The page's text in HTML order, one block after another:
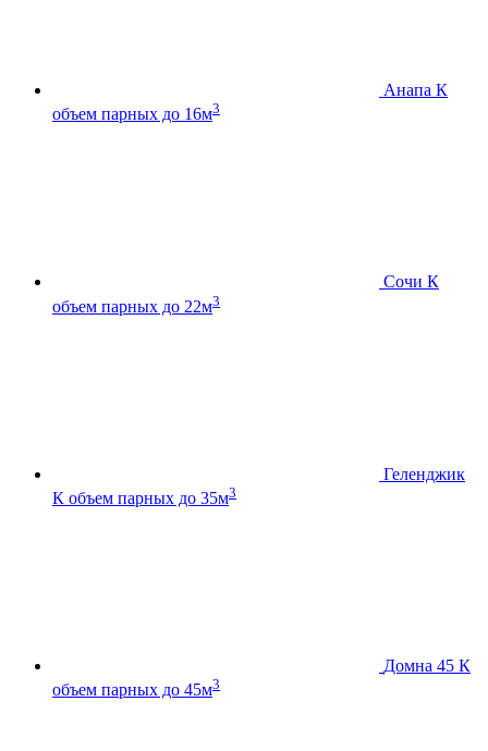
Анапа К
объем парных до 16м3
Сочи К
объем парных до 22м3
Геленджик
К объем парных до 35м3
Домна 45 К
объем парных до 45м3